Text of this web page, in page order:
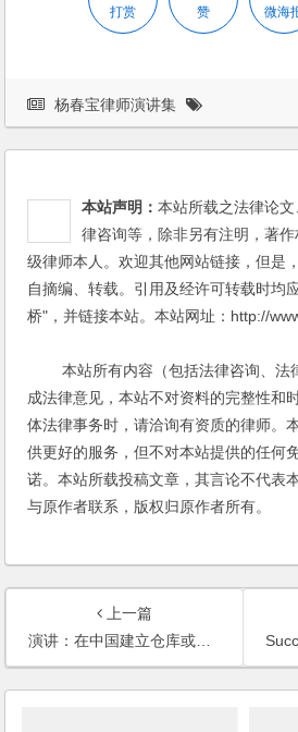
打赏 赞 微海
杨春宝律师演讲集
本站声明：本站所载之法律论
律咨询等，除非另有注明，著
级律师本人。欢迎其他网站链接，但是
自摘编、转载。引用及经许可转载时均
桥"，并链接本站。本站网址：http://
本站所有内容（包括法律咨询、法
成法律意见，本站不对资料的完整性和
体法律事务时，请洽询有资质的律师。
供更好的服务，但不对本站提供的任何
诺。本站所载投稿文章，其言论不代表
与原作者联系，版权归原作者所有。
上一篇
演讲：在中国建立仓库或配送中心的相关法律解析(2007)
Successful